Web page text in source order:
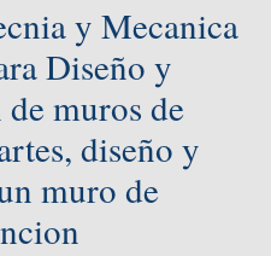
y Mecanica
Diseño y
muros de
diseño y
muro de